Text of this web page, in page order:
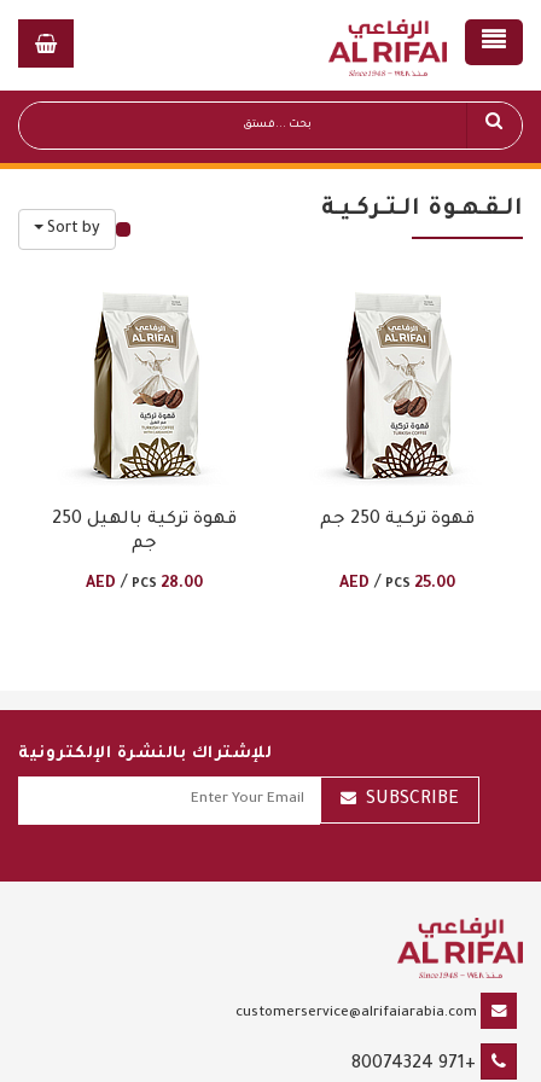
الـقـهـوة الـتـركـيـة
Sort by
قهوة تركية بالهيل 250
جم
28.00
/ PCS
قهوة تركية 250 جم
25.00
/ PCS
للإشتراك بالنشرة الإلكترونية
SUBSCRIBE
customerservice@alrifaiarabia.com
+971 80074324